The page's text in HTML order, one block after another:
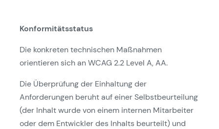
Konformitätsstatus
Die konkreten technischen Maßnahmen
orientieren sich an WCAG 2.2 Level A, AA.
Die Überprüfung der Einhaltung der
Anforderungen beruht auf einer Selbstbeurteilung
(der Inhalt wurde von einem internen Mitarbeiter
oder dem Entwickler des Inhalts beurteilt) und